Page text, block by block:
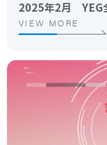
2025年2月 YEG
VIEW MORE